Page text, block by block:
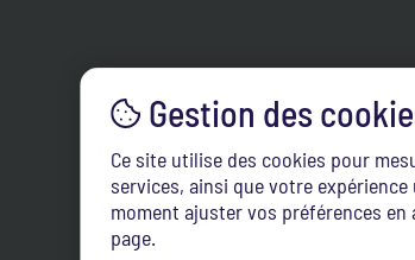
Ce site utilise des cookies pour
services, ainsi que votre
moment ajuster vos préférences en
page.